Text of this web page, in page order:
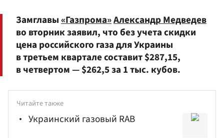
Замглавы«Газпрома»Александр Медведев
во вторник заявил, что без учета скидки
цена российского газа для Украины
в третьем квартале составит $287,15,
в четвертом — $262,5 за 1 тыс. кубов.
Читайте также
Украинский газовый RAB